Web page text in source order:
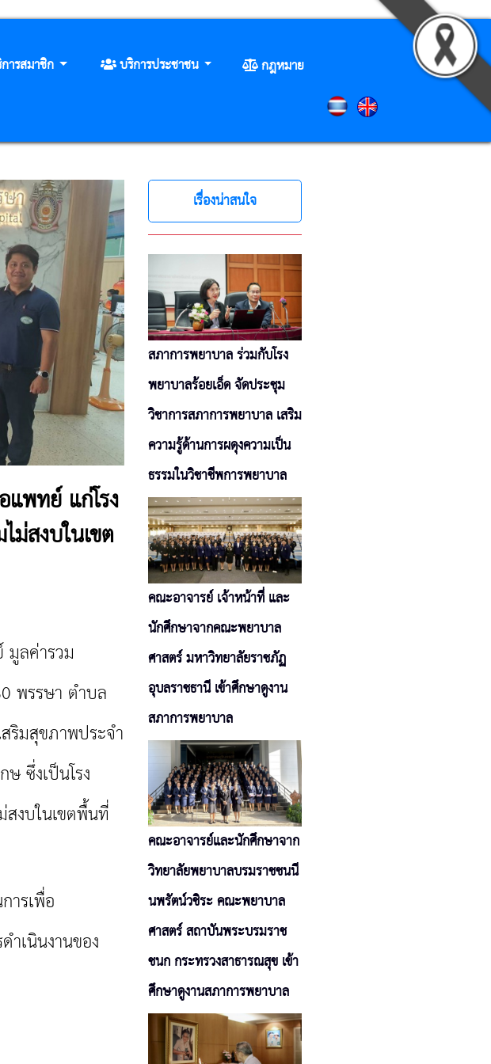
ารสมาชิก บริการประชาชน
กฎหมาย
พทย์ แก่โรง
สงบในเขต
ลค่ารวม
พรรษา ตำบล
ริมสุขภาพประจำ
ซึ่งเป็นโรง
งบในเขตพื้นที่
รเพื่อ
เนินงานของ
เรื่องน่าสนใจ
สภาการพยาบาล ร่วมกับโรง
พยาบาลร้อยเอ็ด จัดประชุม
วิชาการสภาการพยาบาล เสริม
ความรู้ด้านการผดุงความเป็น
ธรรมในวิชาชีพการพยาบาล
คณะอาจารย์ เจ้าหน้าที่ และ
นักศึกษาจากคณะพยาบาล
ศาสตร์ มหาวิทยาลัยราชภัฏ
อุบลราชธานี เข้าศึกษาดูงาน
สภาการพยาบาล
คณะอาจารย์และนักศึกษาจาก
วิทยาลัยพยาบาลบรมราชชนนี
นพรัตน์วชิระ คณะพยาบาล
ศาสตร์ สถาบันพระบรมราช
ชนก กระทรวงสาธารณสุข เข้า
ศึกษาดูงานสภาการพยาบาล